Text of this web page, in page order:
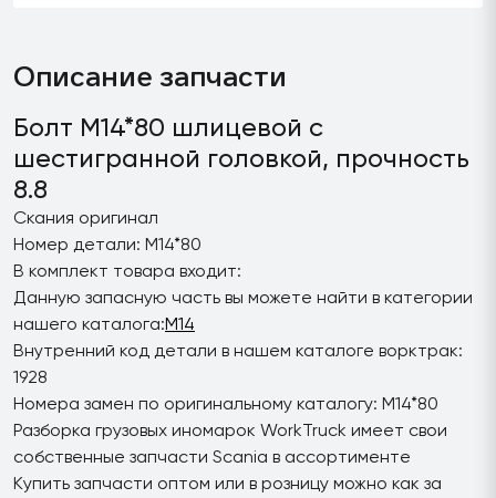
Описание запчасти
Болт M14*80 шлицевой с
шестигранной головкой, прочность
8.8
Скания оригинал
Номер детали: M14*80
В комплект товара входит:
Данную запасную часть вы можете найти в категории
нашего каталога:M14
Внутренний код детали в нашем каталоге ворктрак:
1928
Номера замен по оригинальному каталогу: M14*80
Разборка грузовых иномарок WorkTruck имеет свои
собственные запчасти Scania в ассортименте
Купить запчасти оптом или в розницу можно как за